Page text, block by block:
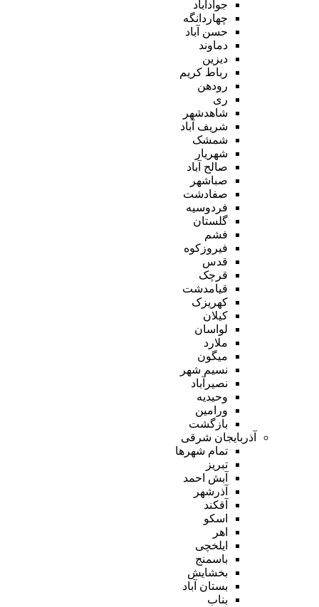
جوادآباد
چهاردانگه
حسن آباد
دماوند
دیزین
رباط کریم
رودهن
ری
شاهدشهر
شریف آباد
شمشک
شهریار
صالح آباد
صباشهر
صفادشت
فردوسیه
گلستان
فشم
فیروزکوه
قدس
قرچک
قیامدشت
کهریزک
کیلان
لواسان
ملارد
میگون
نسیم شهر
نصیرآباد
وحیدیه
ورامین
بازگشت
آذربایجان شرقی
تمام شهر‌ها
تبریز
آبش احمد
آذرشهر
آقکند
اسکو
اهر
ایلخچی
باسمنج
بخشایش
بستان آباد
بناب